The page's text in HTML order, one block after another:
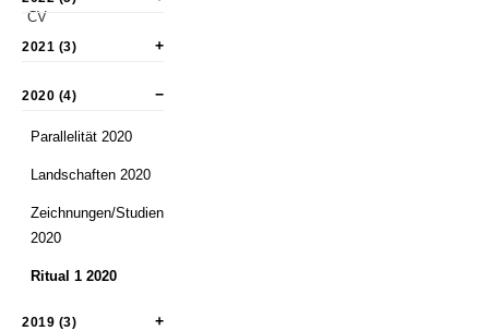
CV
2021 (3)
2020 (4)
Parallelität 2020
Landschaften 2020
Zeichnungen/Studien
2020
Ritual 1 2020
2019 (3)